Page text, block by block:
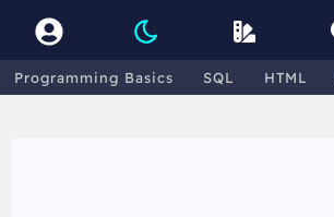
Programming Basics SQL HTML